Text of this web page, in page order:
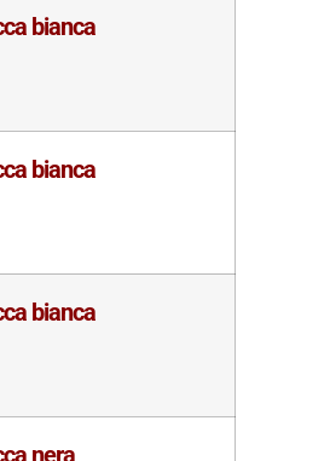
bianca
bianca
bianca
nera